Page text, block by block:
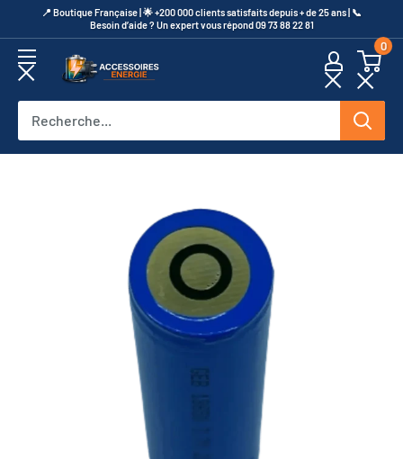
au
contenu
​📍​ Boutique Française | 🌟 +200 000 clients satisfaits depuis + de 25 ans | 📞​
Besoin d’aide ? Un expert vous répond 09 73 88 22 81
Accessoires
0